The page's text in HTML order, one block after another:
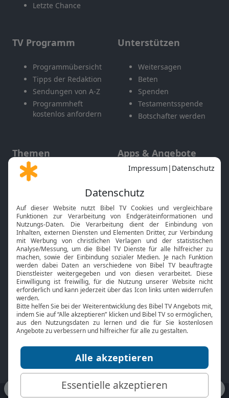
Letzte Chance
TV Programm
Programmübersicht
Tipps der Redaktion
Sendungen von A-Z
Programmheft
kostenlos anfordern
Unterstützen
Weitersagen
Beten
Spenden
Testamentsspende
Botschafter werden
Themen
Gott und Bibel erklärt
Neuigkeiten
Apps & Angebote
Mobile App
Smart TV
HbbTV
Bibelthek Online-Bibel
Nächster Gottesdienst
Bibel TV
Über uns
Jobs
Mediadaten
Service
Kontakt
TV-Empfang